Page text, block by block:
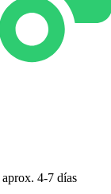
4-7 días